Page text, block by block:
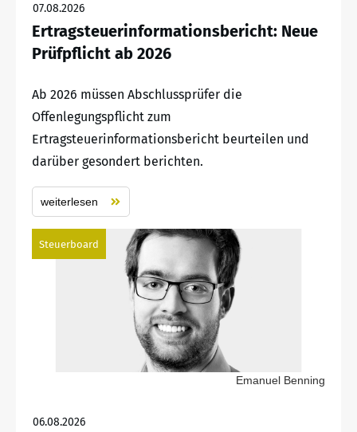
07.08.2026
Ertragsteuerinformationsbericht: Neue
Prüfpflicht ab 2026
Ab 2026 müssen Abschlussprüfer die
Offenlegungspflicht zum
Ertragsteuerinformationsbericht beurteilen und
darüber gesondert berichten.
weiterlesen
Steuerboard
Emanuel Benning
06.08.2026